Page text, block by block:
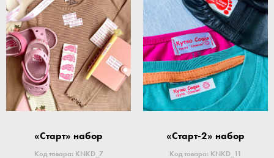
«Старт» набор
Код товара: KNKD_7
«Старт-2» набор
Код товара: KNKD_11